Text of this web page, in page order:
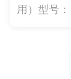
用）型号